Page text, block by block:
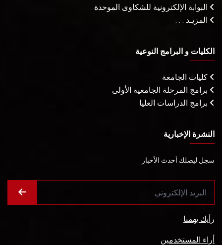
البوابة الإلكترونية للشكاوى الموحدة
المزيـد . . .
الكليات و البرامج النوعية
كليات الجامعة
برامج المرحلة الجامعية الأولى
برامج الدراسات العليا
النشرة الإخبارية
سجل ليصلك أحدث الأخبار
رأيك يهمنا
أراء المستخدمين